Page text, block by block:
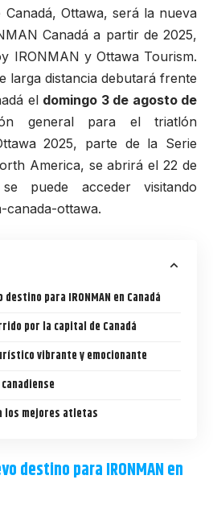
Canadá, Ottawa, será la nueva
Canadá a partir de 2025,
IRONMAN y Ottawa Tourism.
larga distancia debutará frente
el domingo 3 de agosto de
general para el triatlón
2025, parte de la Serie
America, se abrirá el 22 de
puede acceder visitando
canada-ottawa.
para IRONMAN en Canadá
por la capital de Canadá
vibrante y emocionante
los mejores atletas
destino para IRONMAN en